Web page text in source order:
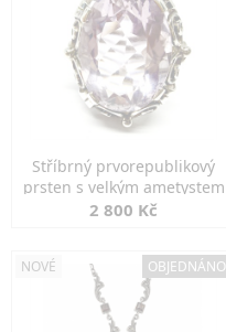
Stříbrný prvorepublikový
prsten s velkým ametystem
2 800 Kč
NOVÉ OBJEDNÁNO